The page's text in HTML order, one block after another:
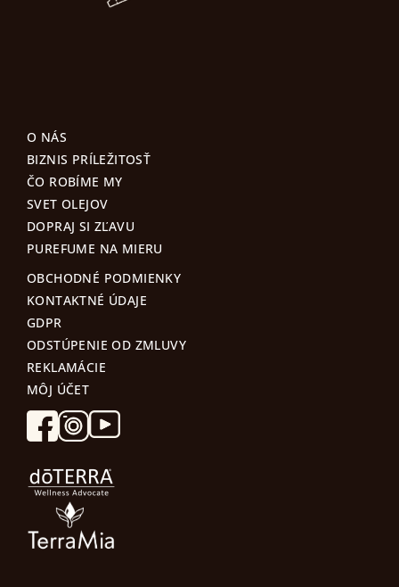
O NÁS
BIZNIS PRÍLEŽITOSŤ
ČO ROBÍME MY
SVET OLEJOV
DOPRAJ SI ZĽAVU
PUREFUME NA MIERU
OBCHODNÉ PODMIENKY
KONTAKTNÉ ÚDAJE
GDPR
ODSTÚPENIE OD ZMLUVY
REKLAMÁCIE
MÔJ ÚČET